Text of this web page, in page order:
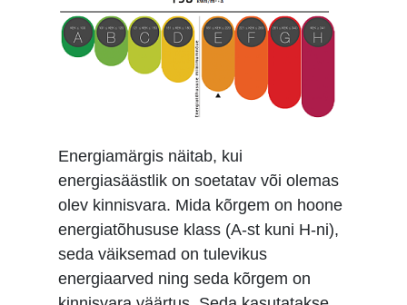
Energiamärgis näitab, kui
energiasäästlik on soetatav või olemas
olev kinnisvara. Mida kõrgem on hoone
energiatõhususe klass (A-st kuni H-ni),
seda väiksemad on tulevikus
energiaarved ning seda kõrgem on